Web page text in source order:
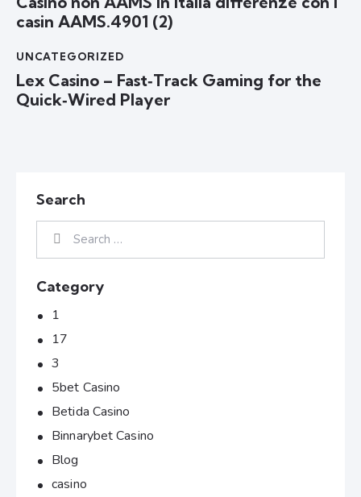
casin AAMS.4901 (2)
UNCATEGORIZED
Lex Casino – Fast‑Track Gaming for the
Quick‑Wired Player
Search
Category
1
17
3
5bet Casino
Betida Casino
Binnarybet Casino
Blog
casino